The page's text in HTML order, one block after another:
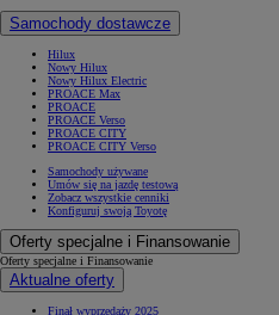
Samochody dostawcze
Hilux
Nowy Hilux
Nowy Hilux Electric
PROACE Max
PROACE
PROACE Verso
PROACE CITY
PROACE CITY Verso
Samochody używane
Umów się na jazdę testową
Zobacz wszystkie cenniki
Konfiguruj swoją Toyotę
Oferty specjalne i Finansowanie
Oferty specjalne i Finansowanie
Aktualne oferty
Finał wyprzedaży 2025